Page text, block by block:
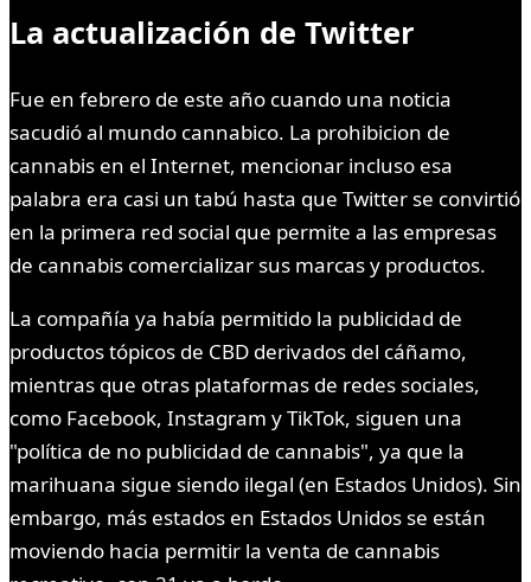
La actualización de Twitter
Fue en febrero de este año cuando una noticia
sacudió al mundo cannabico. La prohibicion de
cannabis en el Internet, mencionar incluso esa
palabra era casi un tabú hasta que Twitter se convirtió
en la primera red social que permite a las empresas
de cannabis comercializar sus marcas y productos.
La compañía ya había permitido la publicidad de
productos tópicos de CBD derivados del cáñamo,
mientras que otras plataformas de redes sociales,
como Facebook, Instagram y TikTok, siguen una
"política de no publicidad de cannabis", ya que la
marihuana sigue siendo ilegal (en Estados Unidos). Sin
embargo, más estados en Estados Unidos se están
moviendo hacia permitir la venta de cannabis